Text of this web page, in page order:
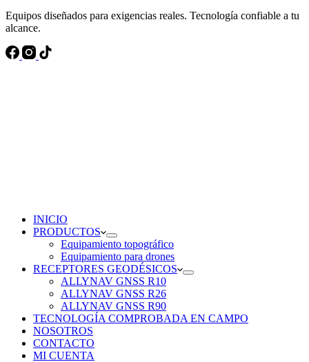
Equipos diseñados para exigencias reales. Tecnología confiable a tu
alcance.
INICIO
PRODUCTOS
Equipamiento topográfico
Equipamiento para drones
RECEPTORES GEODÉSICOS
ALLYNAV GNSS R10
ALLYNAV GNSS R26
ALLYNAV GNSS R90
TECNOLOGÍA COMPROBADA EN CAMPO
NOSOTROS
CONTACTO
MI CUENTA